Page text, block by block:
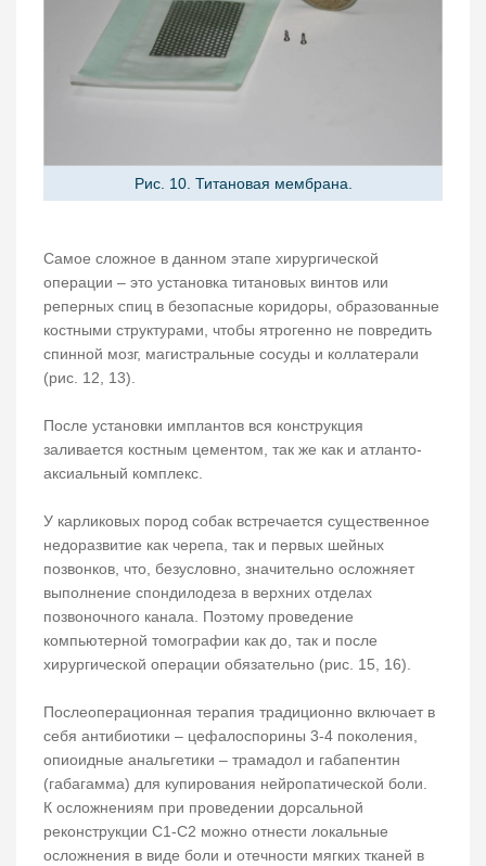
Рис. 10. Титановая мембрана.
Самое сложное в данном этапе хирургической
операции – это установка титановых винтов или
реперных спиц в безопасные коридоры, образованные
костными структурами, чтобы ятрогенно не повредить
спинной мозг, магистральные сосуды и коллатерали
(рис. 12, 13).
После установки имплантов вся конструкция
заливается костным цементом, так же как и атланто-
аксиальный комплекс.
У карликовых пород собак встречается существенное
недоразвитие как черепа, так и первых шейных
позвонков, что, безусловно, значительно осложняет
выполнение спондилодеза в верхних отделах
позвоночного канала. Поэтому проведение
компьютерной томографии как до, так и после
хирургической операции обязательно (рис. 15, 16).
Послеоперационная терапия традиционно включает в
себя антибиотики – цефалоспорины 3-4 поколения,
опиоидные анальгетики – трамадол и габапентин
(габагамма) для купирования нейропатической боли.
К осложнениям при проведении дорсальной
реконструкции С1-С2 можно отнести локальные
осложнения в виде боли и отечности мягких тканей в